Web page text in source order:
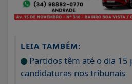
LEIA TAMBÉM:
Partidos têm até o dia 15
candidaturas nos tribunais